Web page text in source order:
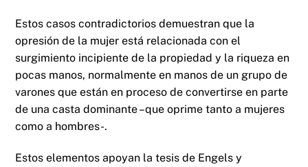
Estos casos contradictorios demuestran que la
opresión de la mujer está relacionada con el
surgimiento incipiente de la propiedad y la riqueza en
pocas manos, normalmente en manos de un grupo de
varones que están en proceso de convertirse en parte
de una casta dominante –que oprime tanto a mujeres
como a hombres-.
Estos elementos apoyan la tesis de Engels y